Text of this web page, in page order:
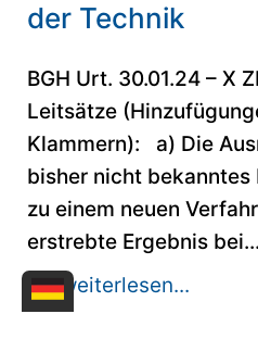
der Technik
BGH Urt. 30.01.24 – X
Leitsätze
Klammern): a) Die
bisher nicht
zu einem neuen
erstrebte Ergebnis bei...
>> weiterlesen...